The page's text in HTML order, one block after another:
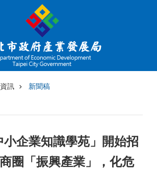
訊 新聞稿
小企業知識學苑」開始招
圈「振興產業」，化危